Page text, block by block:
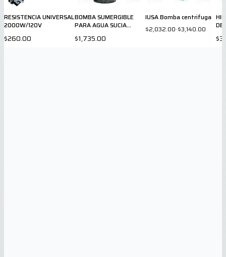
RESISTENCIA UNIVERSAL
2000W/120V
$260.00
BOMBA SUMERGIBLE
PARA AGUA SUCIA
$1,735.00
IUSA Bomba centrifuga
$2,032.00-$3,140.00